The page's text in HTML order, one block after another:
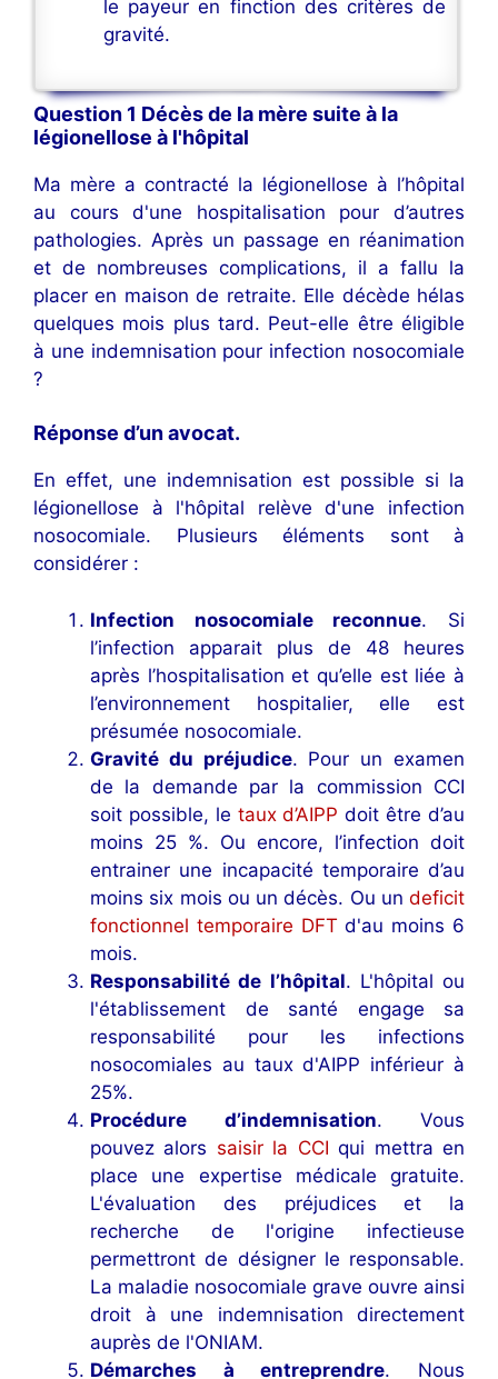
le payeur en finction des critères de
gravité.
Question 1 Décès de la mère suite à la
légionellose à l'hôpital
Ma mère a contracté la légionellose à l’hôpital
au cours d'une hospitalisation pour d’autres
pathologies. Après un passage en réanimation
et de nombreuses complications, il a fallu la
placer en maison de retraite. Elle décède hélas
quelques mois plus tard. Peut-elle être éligible
à une indemnisation pour infection nosocomiale
?
Réponse d’un avocat.
En effet, une indemnisation est possible si la
légionellose à l'hôpital relève d'une infection
nosocomiale. Plusieurs éléments sont à
considérer :
Infection nosocomiale reconnue. Si
l’infection apparait plus de 48 heures
après l’hospitalisation et qu’elle est liée à
l’environnement hospitalier, elle est
présumée nosocomiale.
Gravité du préjudice. Pour un examen
de la demande par la commission CCI
soit possible, le taux d’AIPP doit être d’au
moins 25 %. Ou encore, l’infection doit
entrainer une incapacité temporaire d’au
moins six mois ou un décès. Ou un deficit
fonctionnel temporaire DFT d'au moins 6
mois.
Responsabilité de l’hôpital. L'hôpital ou
l'établissement de santé engage sa
responsabilité pour les infections
nosocomiales au taux d'AIPP inférieur à
25%.
Procédure d’indemnisation. Vous
pouvez alors saisir la CCI qui mettra en
place une expertise médicale gratuite.
L'évaluation des préjudices et la
recherche de l'origine infectieuse
permettront de désigner le responsable.
La maladie nosocomiale grave ouvre ainsi
droit à une indemnisation directement
auprès de l'ONIAM.
Démarches à entreprendre. Nous